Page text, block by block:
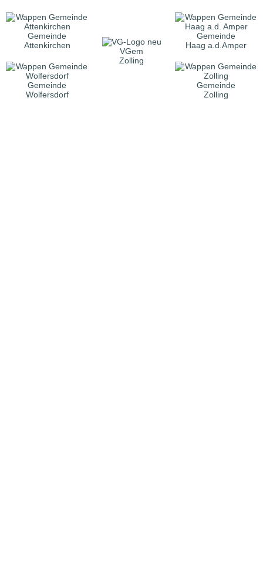
Gemeinde
Attenkirchen
VGem
Zolling
Gemeinde
Haag a.d.Amper
Gemeinde
Wolfersdorf
Gemeinde
Zolling